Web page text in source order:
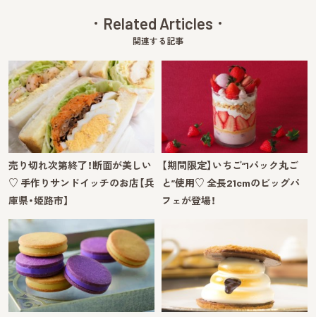
Related Articles
関連する記事
売り切れ次第終了！断面が美しい
♡ 手作りサンドイッチのお店【兵
庫県・姫路市】
【期間限定】いちご“1パック丸ご
と”使用♡ 全長21cmのビッグパ
フェが登場！